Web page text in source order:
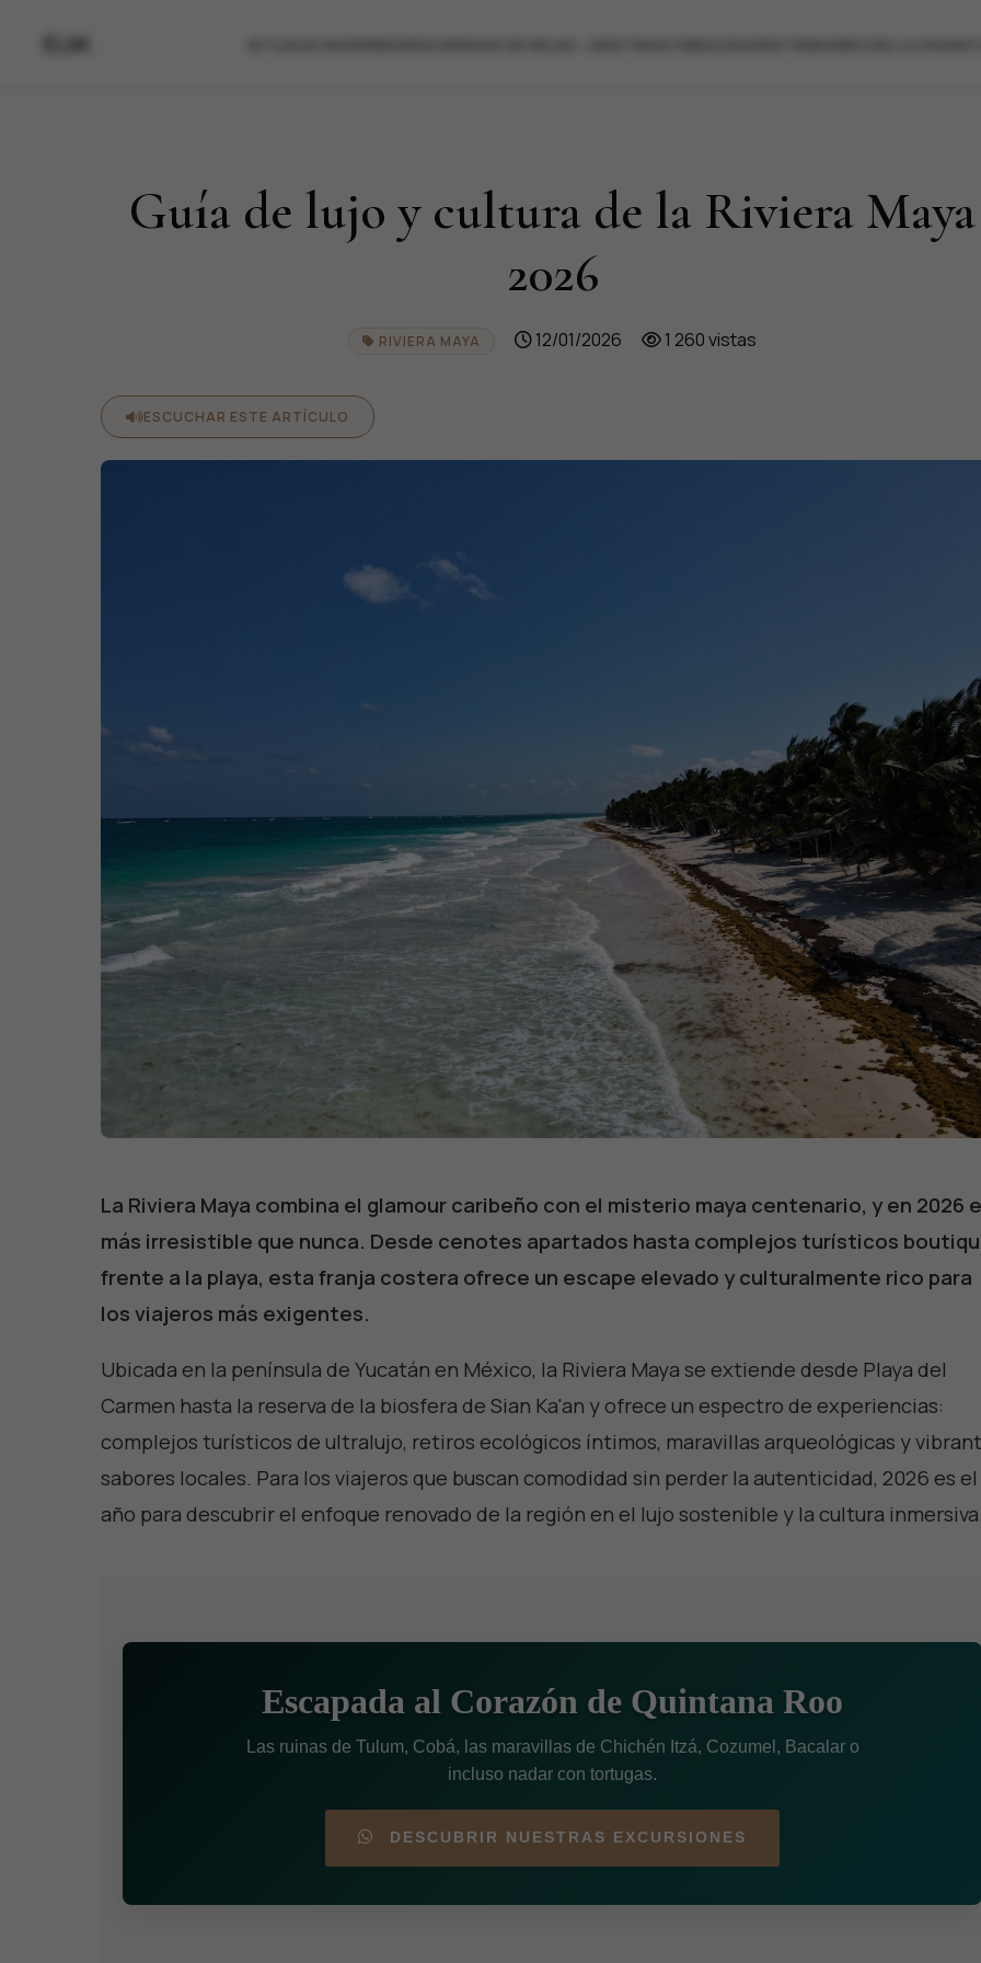
ELM.
Guía de lujo y cultura de la Riviera Maya
2026
RIVIERA MAYA 12/01/2026 1 260 vistas
ESCUCHAR ESTE ARTÍCULO
La Riviera Maya combina el glamour caribeño con el misterio maya centenario, y en 2026
más irresistible que nunca. Desde cenotes apartados hasta complejos turísticos
frente a la playa, esta franja costera ofrece un escape elevado y culturalmente rico para
los viajeros más exigentes.
Ubicada en la península de Yucatán en México, la Riviera Maya se extiende desde Playa del
Carmen hasta la reserva de la biosfera de Sian Ka'an y ofrece un espectro de experiencias:
complejos turísticos de ultralujo, retiros ecológicos íntimos, maravillas arqueológicas y
sabores locales. Para los viajeros que buscan comodidad sin perder la autenticidad, 2026 es el
año para descubrir el enfoque renovado de la región en el lujo sostenible y la cultura
Escapada al Corazón de Quintana Roo
Las ruinas de Tulum, Cobá, las maravillas de Chichén Itzá, Cozumel, Bacalar o
incluso nadar con tortugas.
DESCUBRIR NUESTRAS EXCURSIONES